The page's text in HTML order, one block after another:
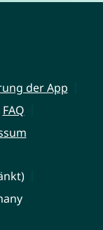
der App
FAQ